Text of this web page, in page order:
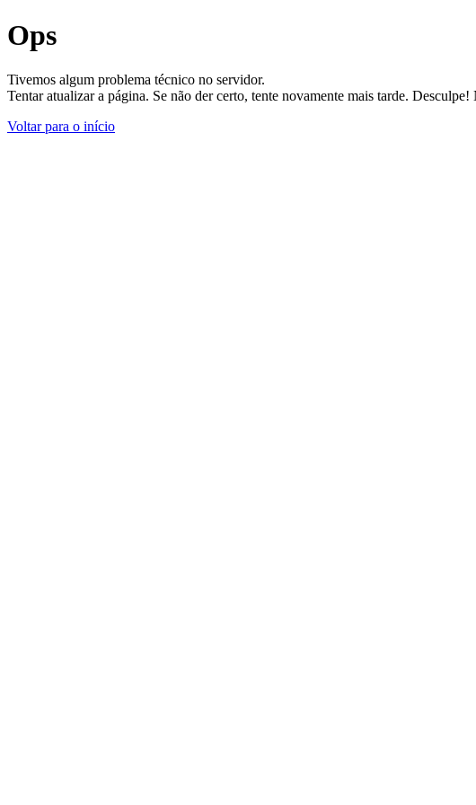
Ops
Tivemos algum problema técnico no servidor.
Tentar atualizar a página. Se não der certo, tente novamente mais tarde.
Voltar para o início